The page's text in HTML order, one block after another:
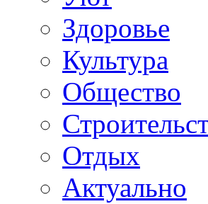
Здоровье
Культура
Общество
Отдых
Актуально